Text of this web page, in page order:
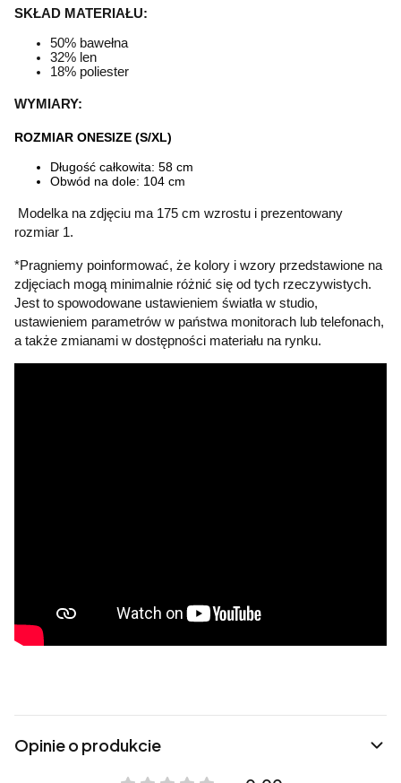
SKŁAD MATERIAŁU:
50% bawełna
32% len
18% poliester
WYMIARY:
ROZMIAR ONESIZE (S/XL)
Długość całkowita: 58 cm
Obwód na dole: 104 cm
Modelka na zdjęciu ma 175 cm wzrostu i prezentowany
rozmiar 1.
*Pragniemy poinformować, że kolory i wzory przedstawione na
zdjęciach mogą minimalnie różnić się od tych rzeczywistych.
Jest to spowodowane ustawieniem światła w studio,
ustawieniem parametrów w państwa monitorach lub telefonach,
a także zmianami w dostępności materiału na rynku.
Opinie o produkcie